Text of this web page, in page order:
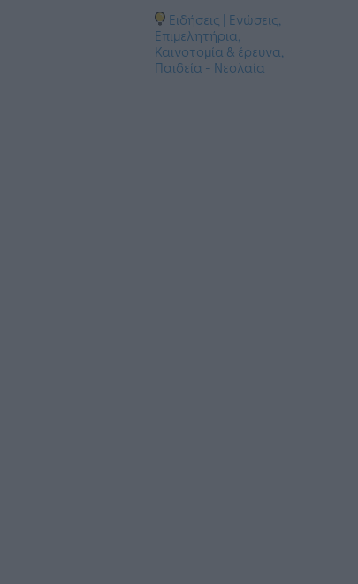
Ειδήσεις | Ενώσεις,
Επιμελητήρια,
Καινοτομία & έρευνα,
Παιδεία - Νεολαία